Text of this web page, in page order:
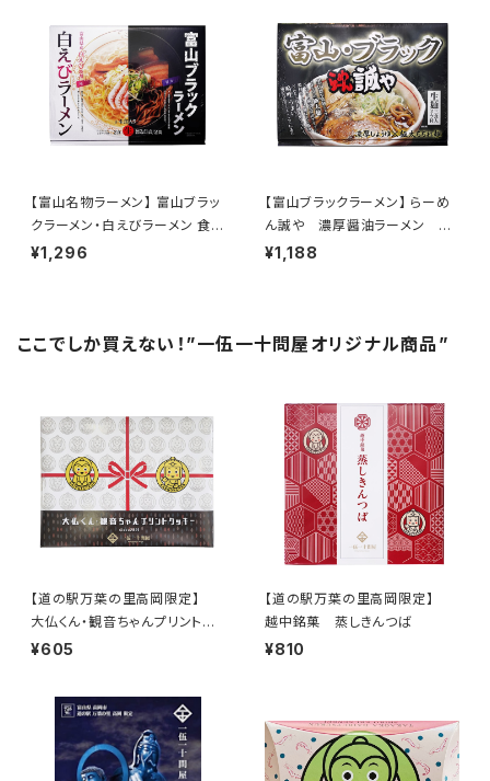
【富山名物ラーメン】 富山ブラッ
クラーメン・白えびラーメン 食べ
比べセット（生めん／計４食入
¥1,296
【富山ブラックラーメン】 らーめ
ん誠や 濃厚醤油ラーメン 3
食入り
¥1,188
ここでしか買えない！”一伍一十問屋オリジナル商品”
【道の駅万葉の里高岡限定】
大仏くん・観音ちゃんプリントク
ッキー
¥605
【道の駅万葉の里高岡限定】
越中銘菓 蒸しきんつば
¥810